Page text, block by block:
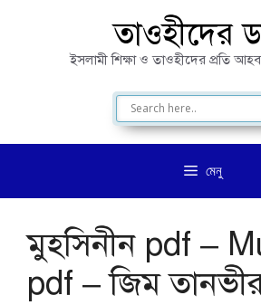
তাওহীদের
ইসলামী শিক্ষা ও তাওহীদের প্রতি
মেনু
মুহসিনীন pdf –
pdf – জিম